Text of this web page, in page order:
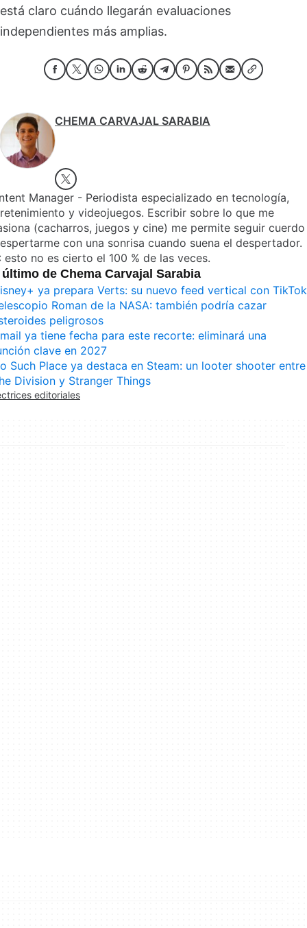
está claro cuándo llegarán evaluaciones
independientes más amplias.
CHEMA CARVAJAL SARABIA
Manager - Periodista especializado en tecnología,
y videojuegos. Escribir sobre lo que me
(cacharros, juegos y cine) me permite seguir cuerdo
con una sonrisa cuando suena el despertador.
esto no es cierto el 100 % de las veces.
de Chema Carvajal Sarabia
ya prepara Verts: su nuevo feed vertical con TikTok
Roman de la NASA: también podría cazar
peligrosos
ya tiene fecha para este recorte: eliminará una
clave en 2027
Such Place ya destaca en Steam: un looter shooter entre
Division y Stranger Things
editoriales